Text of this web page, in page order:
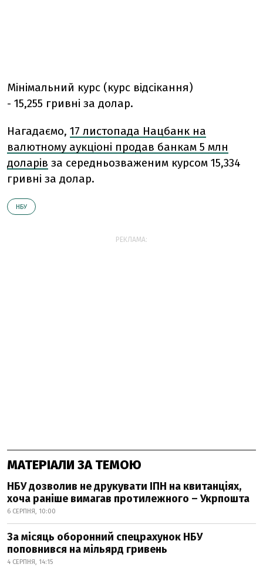
Мінімальний курс (курс відсікання)
- 15,255 гривні за долар.
Нагадаємо, 17 листопада Нацбанк на
валютному аукціоні продав банкам 5 млн
доларів за середньозваженим курсом 15,334
гривні за долар.
НБУ
РЕКЛАМА:
МАТЕРІАЛИ ЗА ТЕМОЮ
НБУ дозволив не друкувати ІПН на квитанціях,
хоча раніше вимагав протилежного – Укрпошта
6 СЕРПНЯ, 10:00
За місяць оборонний спецрахунок НБУ
поповнився на мільярд гривень
4 СЕРПНЯ, 14:15